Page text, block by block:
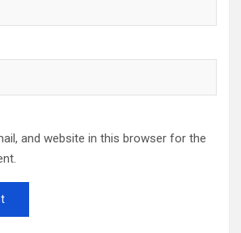
and website in this browser for the